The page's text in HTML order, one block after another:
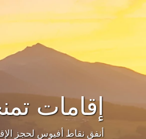
إقامات
أنفق نقاط أفيوس لحجز